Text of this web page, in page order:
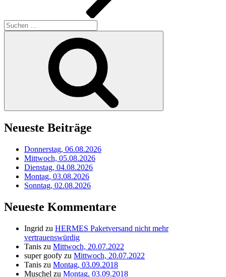
Suchen
nach:
Neueste Beiträge
Donnerstag, 06.08.2026
Mittwoch, 05.08.2026
Dienstag, 04.08.2026
Montag, 03.08.2026
Sonntag, 02.08.2026
Neueste Kommentare
Ingrid zu HERMES Paketversand nicht mehr
vertrauenswürdig
Tanis zu Mittwoch, 20.07.2022
super goofy zu Mittwoch, 20.07.2022
Tanis zu Montag, 03.09.2018
Muschel zu Montag, 03.09.2018